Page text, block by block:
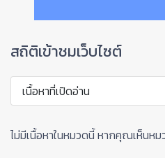
สถิติเข้าชมเว็บไซต์
เนื้อหาที่เปิดอ่าน
ไม่มีเนื้อหาในหมวดนี้ หากคุณเห็นห